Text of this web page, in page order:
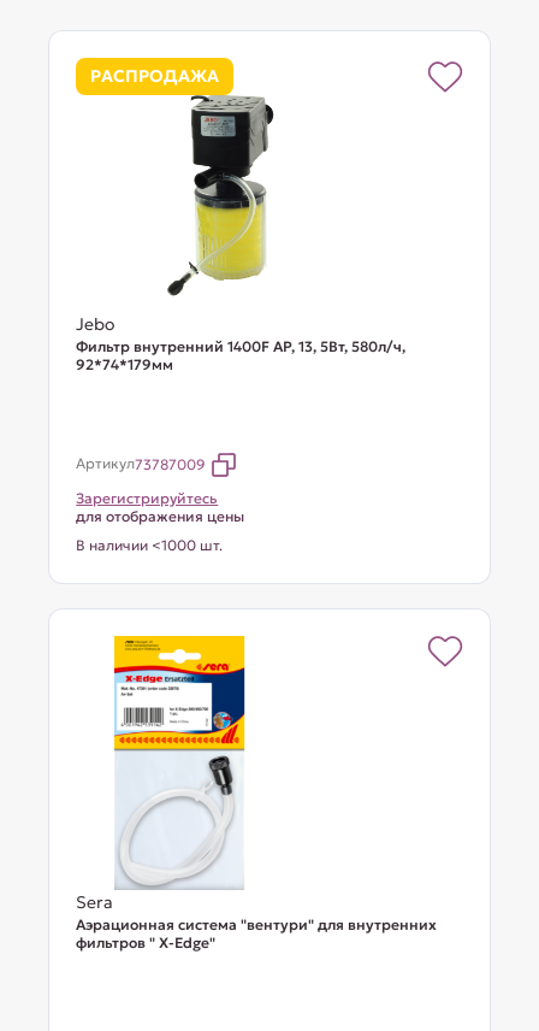
РАСПРОДАЖА
Jebo
Фильтр внутренний 1400F AP, 13, 5Вт, 580л/ч,
92*74*179мм
Артикул73787009
Зарегистрируйтесь
для отображения цены
В наличии <1000 шт.
Sera
Аэрационная система "вентури" для внутренних
фильтров " X-Edge"